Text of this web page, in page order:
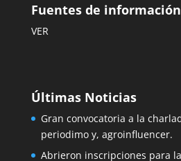
Fuentes de información
VER
Últimas Noticias
Gran convocatoria a la
periodimo y, agroinfluencer.
Abrieron inscripciones para